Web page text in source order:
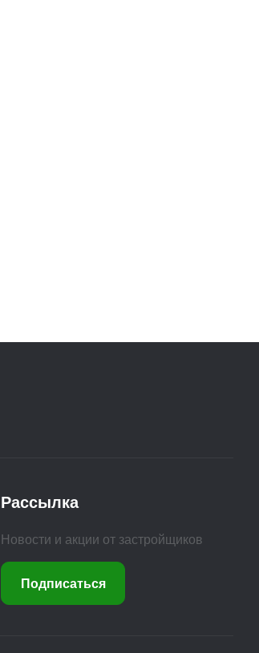
Рассылка
Новости и акции от застройщиков
Подписаться